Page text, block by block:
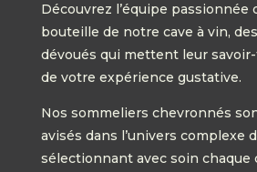
Découvrez l’équipe passionnée
bouteille de notre cave à vin,
dévoués qui mettent leur
de votre expérience gustative.
Nos sommeliers chevronnés
avisés dans l’univers complexe
sélectionnant avec soin chaque